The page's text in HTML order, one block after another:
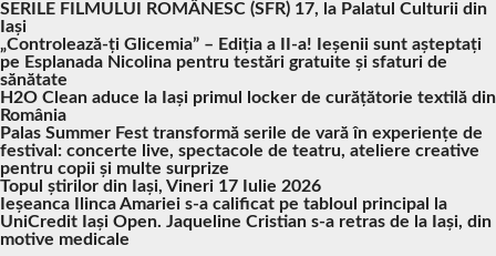
SERILE FILMULUI ROMÂNESC (SFR) 17, la Palatul Culturii din
Iași
„Controlează-ți Glicemia” – Ediția a II-a! Ieșenii sunt așteptați
pe Esplanada Nicolina pentru testări gratuite și sfaturi de
sănătate
H2O Clean aduce la Iași primul locker de curățătorie textilă din
România
Palas Summer Fest transformă serile de vară în experiențe de
festival: concerte live, spectacole de teatru, ateliere creative
pentru copii și multe surprize
Topul știrilor din Iași, Vineri 17 Iulie 2026
Ieșeanca Ilinca Amariei s-a calificat pe tabloul principal la
UniCredit Iași Open. Jaqueline Cristian s-a retras de la Iași, din
motive medicale